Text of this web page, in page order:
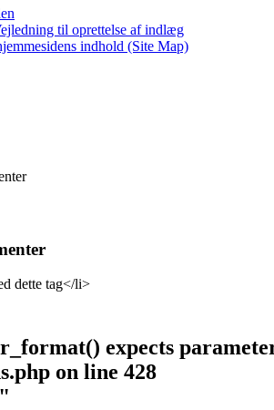
til oprettelse af indlæg
indhold (Site Map)
dette tag</li>
expects
on line 428
"